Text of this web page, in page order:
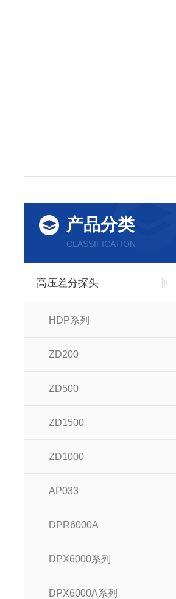
产品分类
CLASSIFICATION
高压差分探头
HDP系列
ZD200
ZD500
ZD1500
ZD1000
AP033
DPR6000A
DPX6000系列
DPX6000A系列